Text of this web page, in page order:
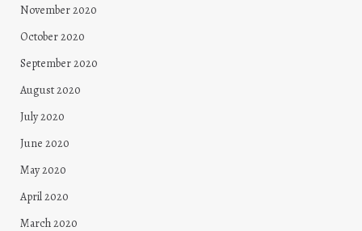
November 2020
October 2020
September 2020
August 2020
July 2020
June 2020
May 2020
April 2020
March 2020